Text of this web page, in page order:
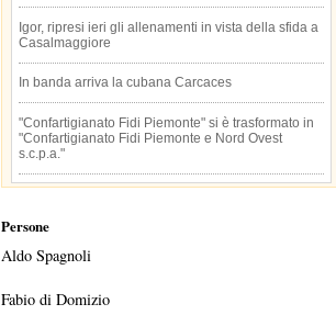
Igor, ripresi ieri gli allenamenti in vista della sfida a
Casalmaggiore
In banda arriva la cubana Carcaces
"Confartigianato Fidi Piemonte" si è trasformato in
"Confartigianato Fidi Piemonte e Nord Ovest
s.c.p.a."
Persone
Aldo Spagnoli
Fabio di Domizio